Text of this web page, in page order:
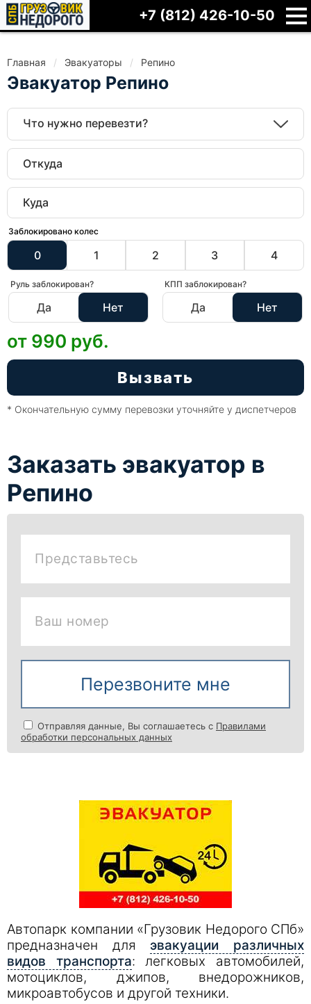
+7 (812) 426-10-50
Главная Эвакуаторы Репино
Эвакуатор Репино
Что нужно перевезти?
Заблокировано колес
0 1 2 3 4
Руль заблокирован?
Да Нет
КПП заблокирован?
Да Нет
Вызвать
от 990 руб.
* Окончательную сумму перевозки уточняйте у диспетчеров
Заказать эвакуатор в
Репино
Представьтесь
Ваш номер
Перезвоните мне
Отправляя данные, Вы соглашаетесь с Правилами
обработки персональных данных
Автопарк компании «Грузовик Недорого СПб»
предназначен для эвакуации различных
видов транспорта: легковых автомобилей,
мотоциклов, джипов, внедорожников,
микроавтобусов и другой техники.